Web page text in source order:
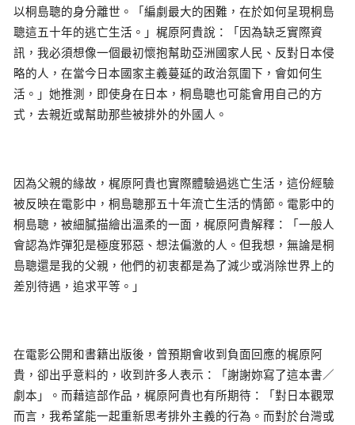
以桐島聰的身分離世。「編劇最大的困難，在於如何呈現桐島
聰這五十年的逃亡生活。」梶原阿貴說：「因為缺乏實際資
訊，我必須想像一個最初懷抱幫助亞洲國家人民、反對日本侵
略的人，在當今日本國家主義蔓延的政治氛圍下，會如何生
活。」她推測，即使身在日本，桐島聰也可能會用自己的方
式，去親近或幫助那些被排外的外國人。
因為父親的緣故，梶原阿貴也實際體驗過逃亡生活，這份經驗
被反映在電影中，桐島聰那五十年流亡生活的情節。電影中的
桐島聰，被細膩描繪出溫柔的一面，梶原阿貴解釋：「一般人
會認為炸彈犯是極度邪惡、想法偏激的人。但我想，無論是桐
島聰還是我的父親，他們的初衷都是為了減少或消除世界上的
差別待遇，追求平等。」
在電影公開和書籍出版後，曾預期會收到負面回應的梶原阿
貴，卻出乎意料的，收到許多人表示：「謝謝妳寫了這本書／
劇本」。而藉這部作品，梶原阿貴也有所期待：「對日本觀眾
而言，我希望能一起重新思考排外主義的行為。而對於台灣或